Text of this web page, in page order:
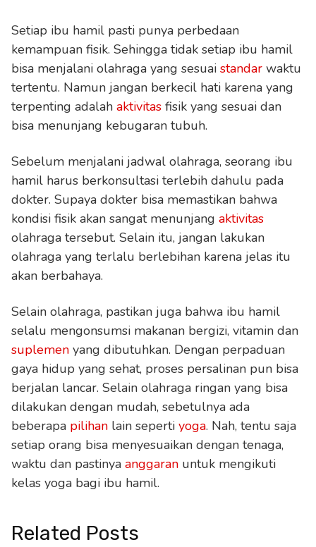
Setiap ibu hamil pasti punya perbedaan
kemampuan fisik. Sehingga tidak setiap ibu hamil
bisa menjalani olahraga yang sesuai standar waktu
tertentu. Namun jangan berkecil hati karena yang
terpenting adalah aktivitas fisik yang sesuai dan
bisa menunjang kebugaran tubuh.
Sebelum menjalani jadwal olahraga, seorang ibu
hamil harus berkonsultasi terlebih dahulu pada
dokter. Supaya dokter bisa memastikan bahwa
kondisi fisik akan sangat menunjang aktivitas
olahraga tersebut. Selain itu, jangan lakukan
olahraga yang terlalu berlebihan karena jelas itu
akan berbahaya.
Selain olahraga, pastikan juga bahwa ibu hamil
selalu mengonsumsi makanan bergizi, vitamin dan
suplemen yang dibutuhkan. Dengan perpaduan
gaya hidup yang sehat, proses persalinan pun bisa
berjalan lancar. Selain olahraga ringan yang bisa
dilakukan dengan mudah, sebetulnya ada
beberapa pilihan lain seperti yoga. Nah, tentu saja
setiap orang bisa menyesuaikan dengan tenaga,
waktu dan pastinya anggaran untuk mengikuti
kelas yoga bagi ibu hamil.
Related Posts